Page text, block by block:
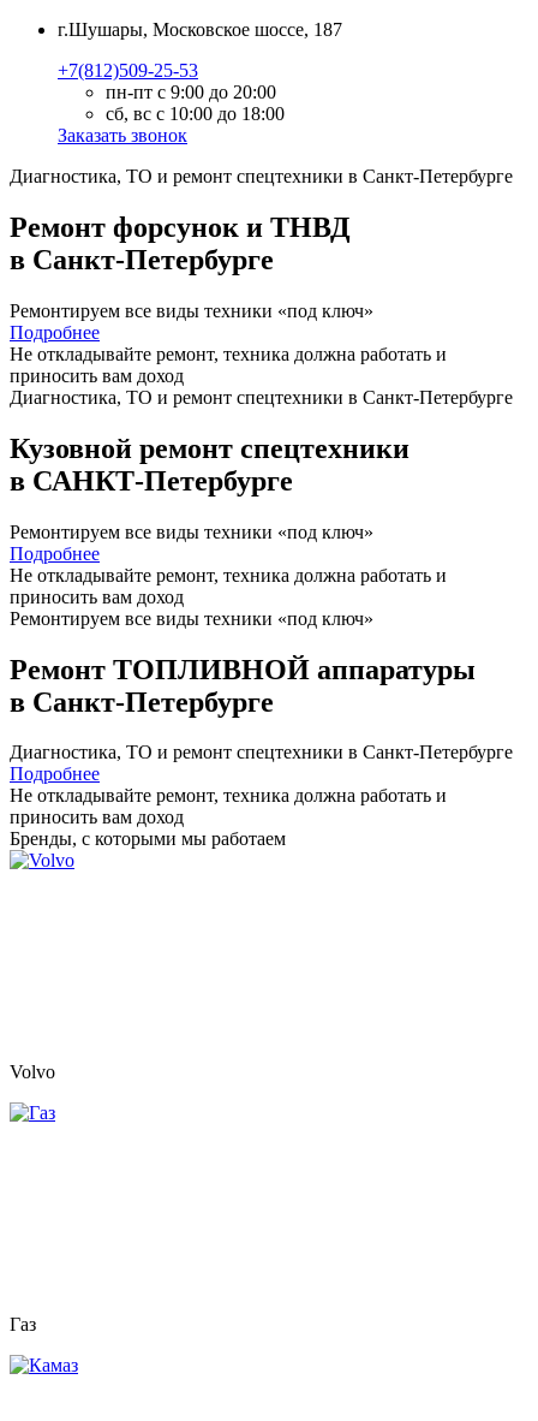
г.Шушары, Московское шоссе, 187
+7(812)509-25-53
пн-пт с 9:00 до 20:00
сб, вс с 10:00 до 18:00
Заказать звонок
Диагностика, ТО и ремонт спецтехники в Санкт-Петербурге
Ремонт форсунок и ТНВД
в Санкт-Петербурге
Ремонтируем все виды техники «под ключ»
Подробнее
Не откладывайте ремонт, техника должна работать и
приносить вам доход
Диагностика, ТО и ремонт спецтехники в Санкт-Петербурге
Кузовной ремонт спецтехники
в САНКТ-Петербурге
Ремонтируем все виды техники «под ключ»
Подробнее
Не откладывайте ремонт, техника должна работать и
приносить вам доход
Ремонтируем все виды техники «под ключ»
Ремонт ТОПЛИВНОЙ аппаратуры
в Санкт-Петербурге
Диагностика, ТО и ремонт спецтехники в Санкт-Петербурге
Подробнее
Не откладывайте ремонт, техника должна работать и
приносить вам доход
Бренды, с которыми мы работаем
Volvo
Газ